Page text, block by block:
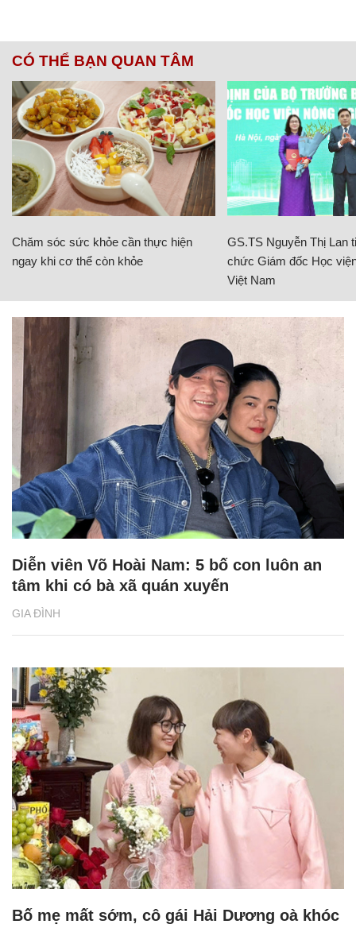
CÓ THỂ BẠN QUAN TÂM
Chăm sóc sức khỏe cần thực hiện
ngay khi cơ thể còn khỏe
GS.TS Nguyễn Thị Lan
chức Giám đốc Học
Việt Nam
GIA ĐÌNH
Diễn viên Võ Hoài Nam: 5 bố con luôn an
tâm khi có bà xã quán xuyến
Bố mẹ mất sớm, cô gái Hải Dương oà khóc